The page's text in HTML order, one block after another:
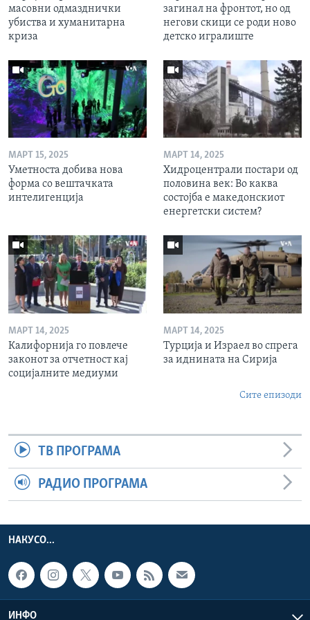
масовни одмазднички
убиства и хуманитарна
криза
загинал на фронтот, но од
негови скици се роди ново
детско игралиште
МАРТ 15, 2025
Уметноста добива нова
форма со вештачката
интелигенција
МАРТ 14, 2025
Хидроцентрали постари од
половина век: Во каква
состојба е македонскиот
енергетски систем?
МАРТ 14, 2025
Калифорнија го повлече
законот за отчетност кај
социјалните медиуми
МАРТ 14, 2025
Турција и Израел во спрега
за иднината на Сирија
Сите епизоди
ТВ ПРОГРАМА
РАДИО ПРОГРАМА
НАКУСО...
ИНФО